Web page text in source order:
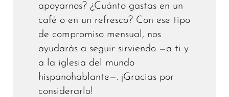
apoyarnos? ¿Cuánto gastas en un
café o en un refresco? Con ese tipo
de compromiso mensual, nos
ayudarás a seguir sirviendo —a ti y
a la iglesia del mundo
hispanohablante—. ¡Gracias por
considerarlo!